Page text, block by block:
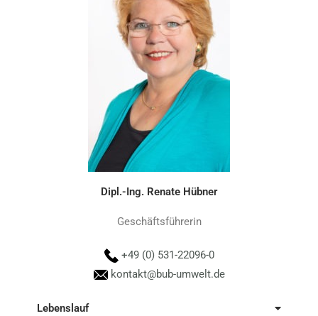
Dipl.-Ing. Renate Hübner
Geschäftsführerin
+49 (0) 531-22096-0
kontakt@bub-umwelt.de
Lebenslauf